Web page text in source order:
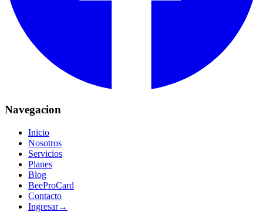
Navegacion
Inicio
Nosotros
Servicios
Planes
Blog
BeeProCard
Contacto
Ingresar→